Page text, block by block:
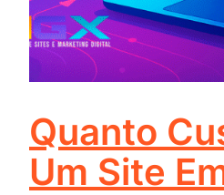
Quanto
Um Site